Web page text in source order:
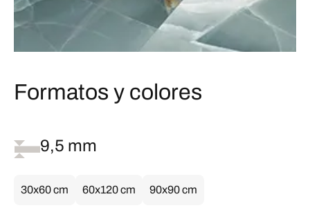
Formatos y colores
9,5 mm
30x60 cm 60x120 cm 90x90 cm